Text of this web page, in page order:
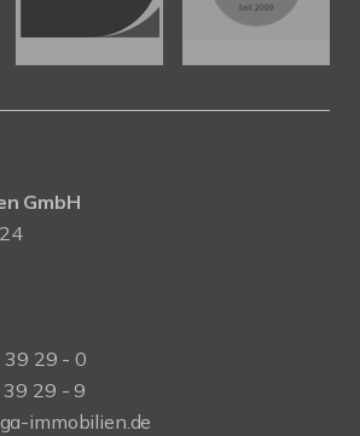
GmbH
29 - 0
29 - 9
immobilien.de